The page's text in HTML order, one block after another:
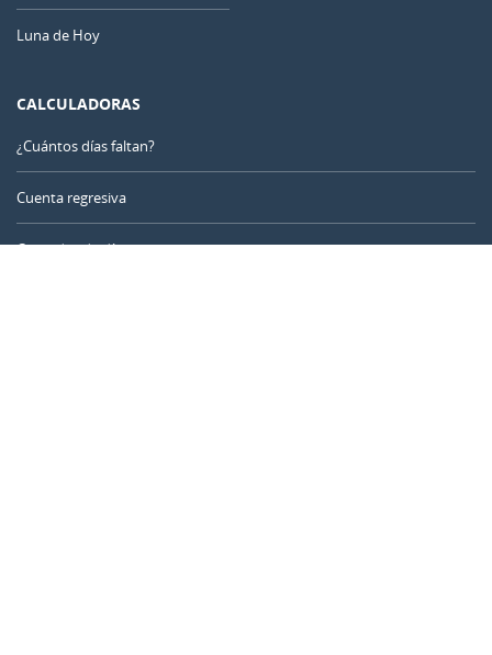
Luna de Hoy
CALCULADORAS
¿Cuántos días faltan?
Cuenta regresiva
Contador de días